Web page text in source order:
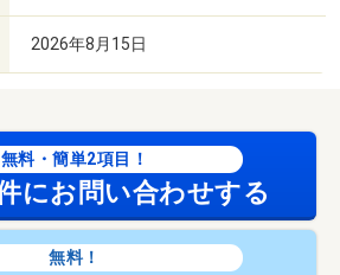
2026年8月15日
無料・簡単2項目！
にお問い合わせする
無料！